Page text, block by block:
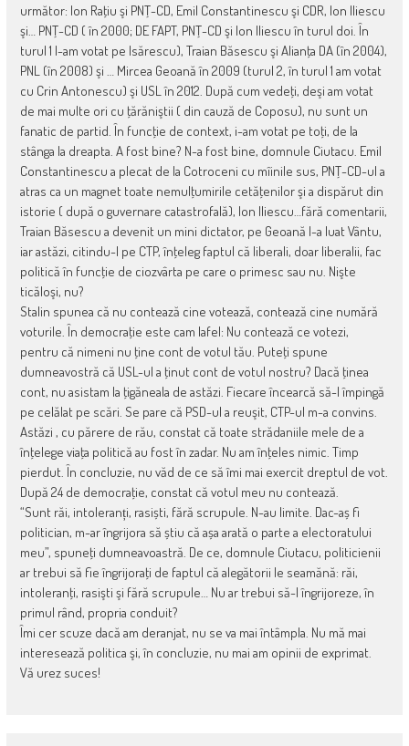
următor: Ion Raţiu şi PNŢ-CD, Emil Constantinescu şi CDR, Ion Iliescu
şi… PNŢ-CD ( în 2000; DE FAPT, PNŢ-CD şi Ion Iliescu în turul doi. În
turul 1 l-am votat pe Isărescu), Traian Băsescu şi Alianţa DA (în 2004),
PNL (în 2008) şi … Mircea Geoană în 2009 (turul 2, în turul 1 am votat
cu Crin Antonescu) şi USL în 2012. După cum vedeţi, deşi am votat
de mai multe ori cu ţărăniştii ( din cauză de Coposu), nu sunt un
fanatic de partid. În funcţie de context, i-am votat pe toţi, de la
stânga la dreapta. A fost bine? N-a fost bine, domnule Ciutacu. Emil
Constantinescu a plecat de la Cotroceni cu mîinile sus, PNŢ-CD-ul a
atras ca un magnet toate nemulţumirile cetăţenilor şi a dispărut din
istorie ( după o guvernare catastrofală), Ion Iliescu…fără comentarii,
Traian Băsescu a devenit un mini dictator, pe Geoană l-a luat Vântu,
iar astăzi, citindu-l pe CTP, înţeleg faptul că liberali, doar liberalii, fac
politică în funcţie de ciozvârta pe care o primesc sau nu. Nişte
ticăloşi, nu?
Stalin spunea că nu contează cine votează, contează cine numără
voturile. În democraţie este cam lafel: Nu contează ce votezi,
pentru că nimeni nu ţine cont de votul tău. Puteţi spune
dumneavostră că USL-ul a ţinut cont de votul nostru? Dacă ţinea
cont, nu asistam la ţigăneala de astăzi. Fiecare încearcă să-l împingă
pe celălat pe scări. Se pare că PSD-ul a reuşit, CTP-ul m-a convins.
Astăzi , cu părere de rău, constat că toate strădaniile mele de a
înţelege viaţa politică au fost în zadar. Nu am înţeles nimic. Timp
pierdut. În concluzie, nu văd de ce să îmi mai exercit dreptul de vot.
După 24 de democraţie, constat că votul meu nu contează.
“Sunt răi, intoleranți, rasiști, fără scrupule. N-au limite. Dac-aș fi
politician, m-ar îngrijora să știu că așa arată o parte a electoratului
meu”, spuneţi dumneavoastră. De ce, domnule Ciutacu, politicienii
ar trebui să fie îngrijoraţi de faptul că alegătorii le seamănă: răi,
intoleranţi, rasişti şi fără scrupule… Nu ar trebui să-I îngrijoreze, în
primul rând, propria conduit?
Îmi cer scuze dacă am deranjat, nu se va mai întâmpla. Nu mă mai
interesează politica şi, în concluzie, nu mai am opinii de exprimat.
Vă urez suces!